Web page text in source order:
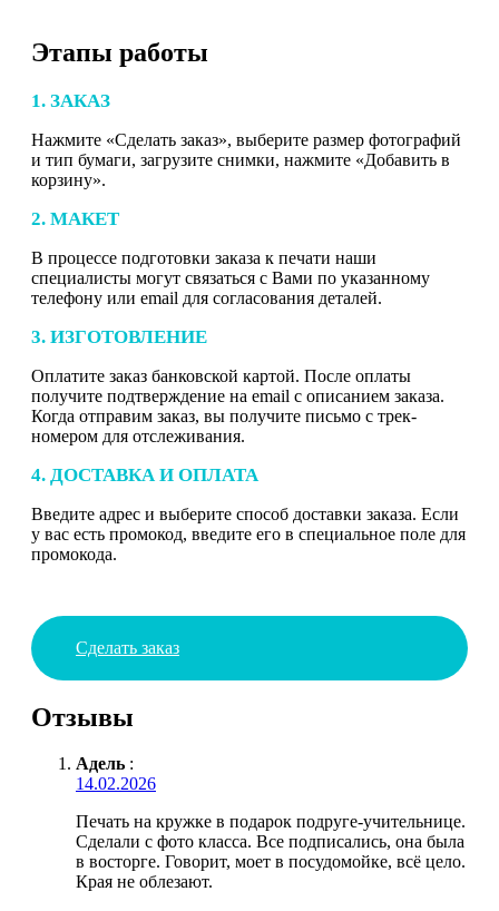
Этапы работы
1. ЗАКАЗ
Нажмите «Сделать заказ», выберите размер фотографий
и тип бумаги, загрузите снимки, нажмите «Добавить в
корзину».
2. МАКЕТ
В процессе подготовки заказа к печати наши
специалисты могут связаться с Вами по указанному
телефону или email для согласования деталей.
3. ИЗГОТОВЛЕНИЕ
Оплатите заказ банковской картой. После оплаты
получите подтверждение на email с описанием заказа.
Когда отправим заказ, вы получите письмо с трек-
номером для отслеживания.
4. ДОСТАВКА И ОПЛАТА
Введите адрес и выберите способ доставки заказа. Если
у вас есть промокод, введите его в специальное поле для
промокода.
Сделать заказ
Отзывы
Адель :
14.02.2026
Печать на кружке в подарок подруге-учительнице.
Сделали с фото класса. Все подписались, она была
в восторге. Говорит, моет в посудомойке, всё цело.
Края не облезают.